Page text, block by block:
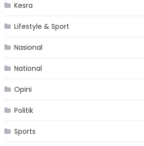
Kesra
Lifestyle & Sport
Nasional
National
Opini
Politik
Sports